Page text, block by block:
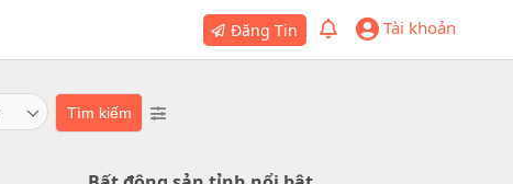
Đăng Tin Tài khoản